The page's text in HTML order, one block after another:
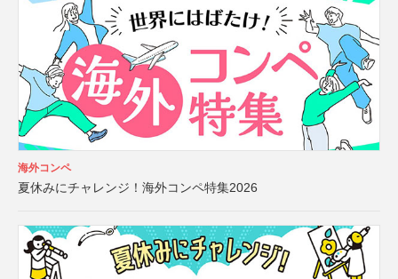
海外コンペ
夏休みにチャレンジ！海外コンペ特集2026